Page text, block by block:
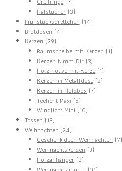
Produkte
Halstücher 33
Produkte
Frühstücksbrettchen 1414
Brotdosen 44
Kerzen 2929
Produkte
Baumscheibe mit Kerzen 11
Kerzen Nimm Dir 33
Produkte
Holzmotive mit Kerze 11
Produkt
Kerzen in Metalldose 22
Kerzen in Holzbox 77
Teelicht Maxi 55
Produkte
Windlicht Mini 1010
Tassen 1313
Produkte
Weihnachten 2424
Produkte
Geschenkideen Weihnachten 77
Weihnachtskerzen 33
Holzanhänger 33
Produkte
10